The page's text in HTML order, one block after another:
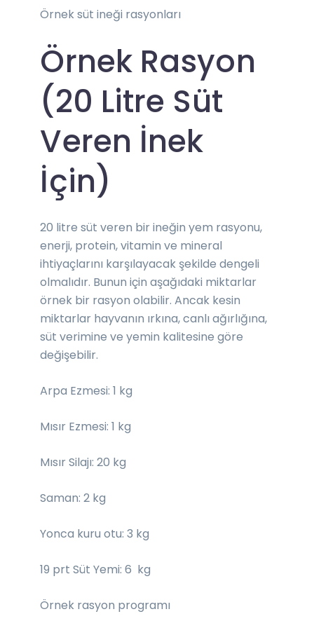
Örnek süt ineği rasyonları
Örnek Rasyon
(20 Litre Süt
Veren İnek
İçin)
20 litre süt veren bir ineğin yem rasyonu,
enerji, protein, vitamin ve mineral
ihtiyaçlarını karşılayacak şekilde dengeli
olmalıdır. Bunun için aşağıdaki miktarlar
örnek bir rasyon olabilir. Ancak kesin
miktarlar hayvanın ırkına, canlı ağırlığına,
süt verimine ve yemin kalitesine göre
değişebilir.
Arpa Ezmesi: 1 kg
Mısır Ezmesi: 1 kg
Mısır Silajı: 20 kg
Saman: 2 kg
Yonca kuru otu: 3 kg
19 prt Süt Yemi: 6 kg
Örnek rasyon programı